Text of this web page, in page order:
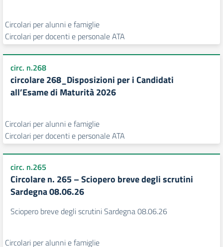
Circolari per alunni e famiglie
Circolari per docenti e personale ATA
circ. n.268
circolare 268_Disposizioni per i Candidati
all’Esame di Maturità 2026
Circolari per alunni e famiglie
Circolari per docenti e personale ATA
circ. n.265
Circolare n. 265 – Sciopero breve degli scrutini
Sardegna 08.06.26
Sciopero breve degli scrutini Sardegna 08.06.26
Circolari per alunni e famiglie